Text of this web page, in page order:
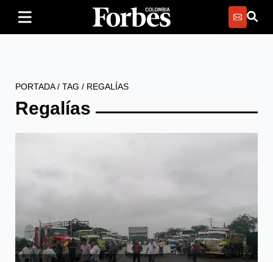
PORTADA/ TAG / REGALÍAS
Regalías